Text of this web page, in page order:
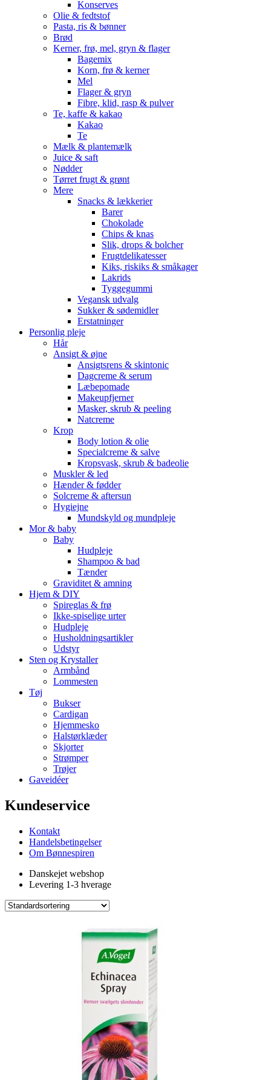
Konserves
Olie & fedtstof
Pasta, ris & bønner
Brød
Kerner, frø, mel, gryn & flager
Bagemix
Korn, frø & kerner
Mel
Flager & gryn
Fibre, klid, rasp & pulver
Te, kaffe & kakao
Kakao
Te
Mælk & plantemælk
Juice & saft
Nødder
Tørret frugt & grønt
Mere
Snacks & lækkerier
Barer
Chokolade
Chips & knas
Slik, drops & bolcher
Frugtdelikatesser
Kiks, riskiks & småkager
Lakrids
Tyggegummi
Vegansk udvalg
Sukker & sødemidler
Erstatninger
Personlig pleje
Hår
Ansigt & øjne
Ansigtsrens & skintonic
Dagcreme & serum
Læbepomade
Makeupfjerner
Masker, skrub & peeling
Natcreme
Krop
Body lotion & olie
Specialcreme & salve
Kropsvask, skrub & badeolie
Muskler & led
Hænder & fødder
Solcreme & aftersun
Hygiejne
Mundskyld og mundpleje
Mor & baby
Baby
Hudpleje
Shampoo & bad
Tænder
Graviditet & amning
Hjem & DIY
Spireglas & frø
Ikke-spiselige urter
Hudpleje
Husholdningsartikler
Udstyr
Sten og Krystaller
Armbånd
Lommesten
Tøj
Bukser
Cardigan
Hjemmesko
Halstørklæder
Skjorter
Strømper
Trøjer
Gaveidéer
Kundeservice
Kontakt
Handelsbetingelser
Om Bønnespiren
Danskejet webshop
Levering 1-3 hverage